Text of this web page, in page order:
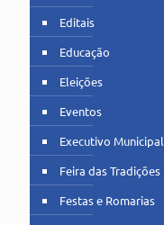
Editais
Educação
Eleições
Eventos
Executivo Municipal
Feira das Tradições
Festas e Romarias